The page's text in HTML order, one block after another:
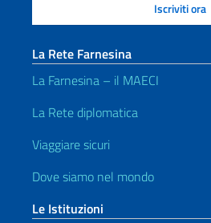
La Rete Farnesina
La Farnesina – il MAECI
La Rete diplomatica
Viaggiare sicuri
Dove siamo nel mondo
Le Istituzioni